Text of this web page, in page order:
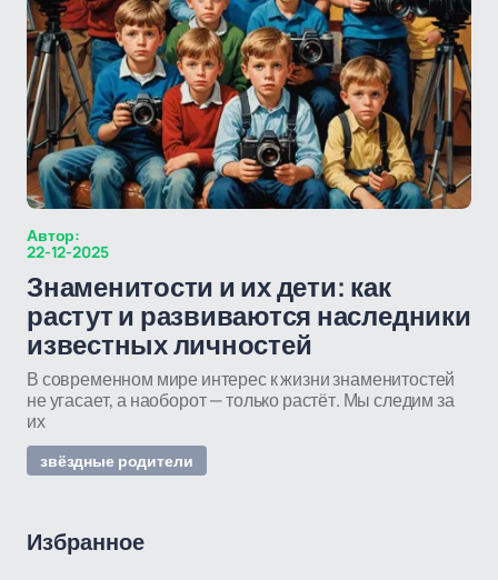
Автор:
22-12-2025
Знаменитости и их дети: как
растут и развиваются наследники
известных личностей
В современном мире интерес к жизни знаменитостей
не угасает, а наоборот — только растёт. Мы следим за
их
звёздные родители
Избранное